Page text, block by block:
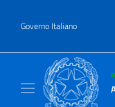
Governo Italiano